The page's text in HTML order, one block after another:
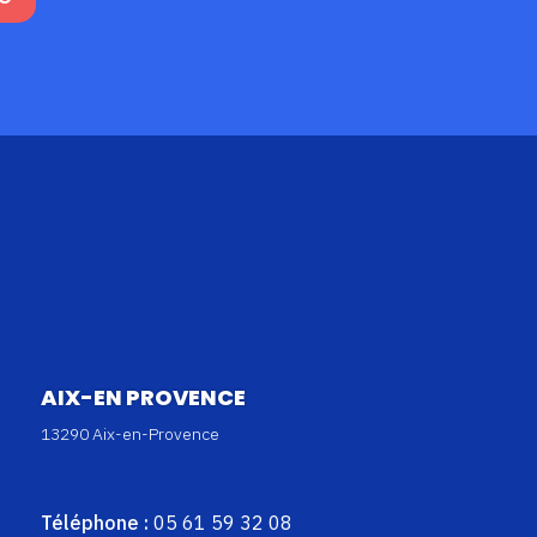
AIX-EN PROVENCE
13290 Aix-en-Provence
Téléphone :05 61 59 32 08